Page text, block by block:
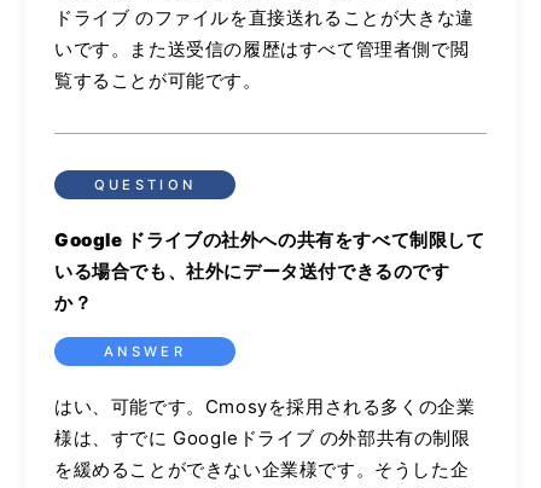
ドライブ のファイルを直接送れることが大きな違
いです。また送受信の履歴はすべて管理者側で閲
覧することが可能です。
Google ドライブの社外への共有をすべて制限して
いる場合でも、社外にデータ送付できるのです
か？
はい、可能です。Cmosyを採用される多くの企業
様は、すでに Googleドライブ の外部共有の制限
を緩めることができない企業様です。そうした企